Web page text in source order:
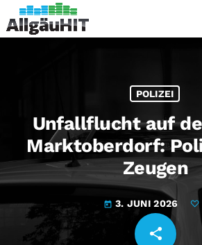
POLIZEI
Unfallflucht auf
Marktoberdorf:
Zeugen
today 3. JUNI 2026
share
email